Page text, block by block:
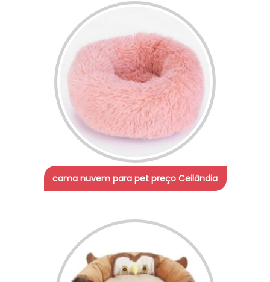
cama nuvem para pet preço Ceilândia